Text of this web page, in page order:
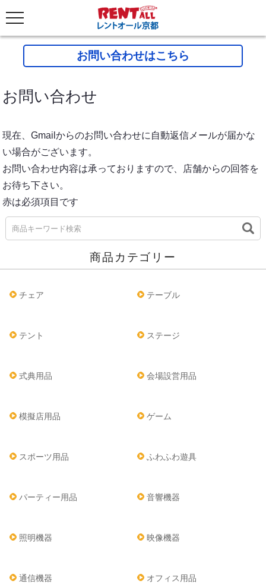
お問い合わせはこちら
商品カテゴリー
チェア テーブル
テント ステージ
式典用品 会場設営用品
模擬店用品 ゲーム
スポーツ用品 ふわふわ遊具
パーティー用品 音響機器
照明機器 映像機器
通信機器 オフィス用品
お問い合わせ
現在、Gmailからのお問い合わせに自動返信メールが届かな
い場合がございます。
お問い合わせ内容は承っておりますので、店舗からの回答を
お待ち下さい。
赤は必須項目です